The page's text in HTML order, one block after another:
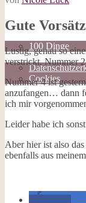
Blog
100 Dinge
Impressum
Cookies
Galerie
Opal-Abos
Strickblogs
Hörbücher
Gute
Lustig, genau so
verstrickt. Nummer
Nummer 4 ist
anzufangen… dann
ich mir
Leider habe ich
Aber hier ist also
ebenfalls aus